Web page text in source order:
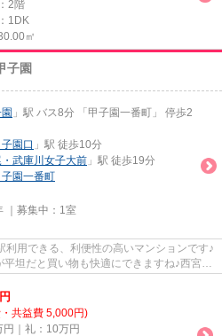
2階
1DK
㎡
子園
」駅 バス8分 「甲子園一番町」 停歩2
園口 」駅 徒歩10分
武庫川女子大前 」駅 徒歩19分
園一番町
｜募集中： 1室
用できる、利便性の高いマンションです♪
坦だと買い物も快適にできますね♪西宮市
円
共益費 5,000円)
円｜礼：10万円